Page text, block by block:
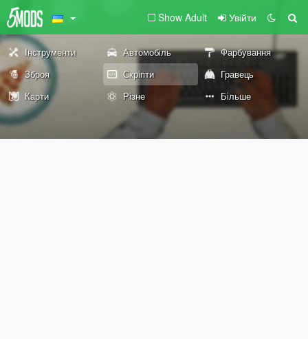
Show Adult Увійти
Інструменти Автомобіль
Фарбування
Зброя
Скріпти
Гравець
Карти
Різне Більше